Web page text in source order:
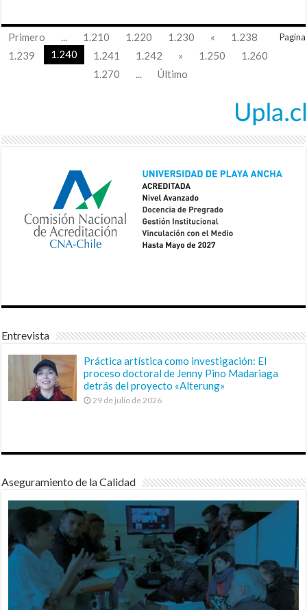
Pagina
Primero ... 1.210 1.220 1.230 «
1.238
1.239
1.240 1.241 1.242 » 1.250
1.260
1.270
... Último
Entrevista
Práctica artística como investigación: El
proceso doctoral de Jenny Pino Madariaga
detrás del proyecto «Alterung»
29 de julio de 2026
Aseguramiento de la Calidad